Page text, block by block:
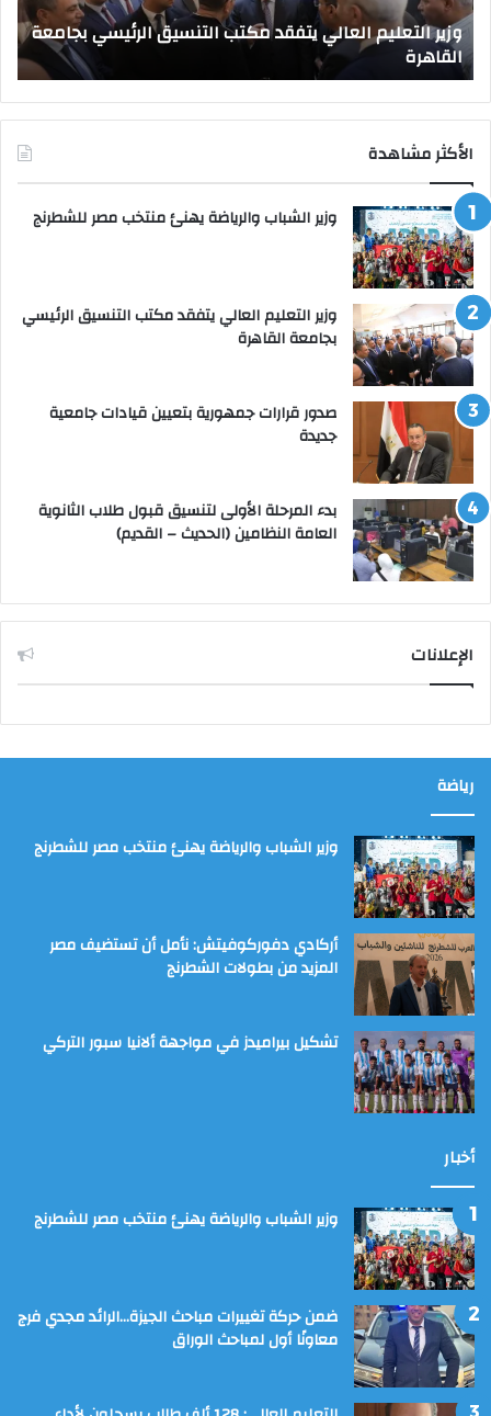
بجامعة
القاهرة
وزير التعليم العالي يتفقد مكتب التنسيق الرئيسي بجامعة
القاهرة
الأكثر مشاهدة
وزير الشباب والرياضة يهنئ منتخب مصر للشطرنج
وزير التعليم العالي يتفقد مكتب التنسيق الرئيسي
بجامعة القاهرة
صدور قرارات جمهورية بتعيين قيادات جامعية
جديدة
بدء المرحلة الأولى لتنسيق قبول طلاب الثانوية
العامة النظامين (الحديث – القديم)
الإعلانات
رياضة
وزير الشباب والرياضة يهنئ منتخب مصر للشطرنج
أركادي دفوركوفيتش: نأمل أن تستضيف مصر
المزيد من بطولات الشطرنج
تشكيل بيراميدز في مواجهة ألانيا سبور التركي
أخبار
وزير الشباب والرياضة يهنئ منتخب مصر للشطرنج
ضمن حركة تغييرات مباحث الجيزة…الرائد مجدي فرج
معاونًا أول لمباحث الوراق